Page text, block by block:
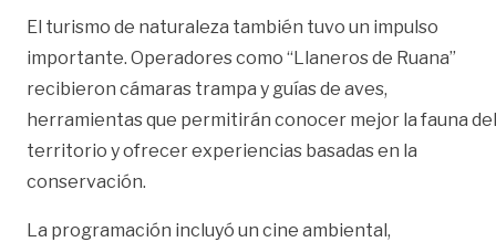
El turismo de naturaleza también tuvo un impulso
importante. Operadores como “Llaneros de Ruana”
recibieron cámaras trampa y guías de aves,
herramientas que permitirán conocer mejor la fauna del
territorio y ofrecer experiencias basadas en la
conservación.
La programación incluyó un cine ambiental,